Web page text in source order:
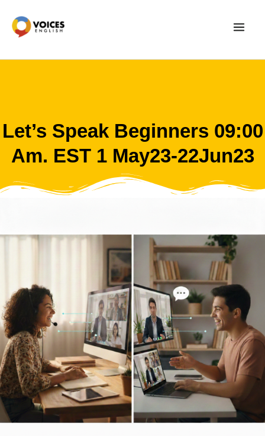
content
Let’s Speak Beginners 09:00
Am. EST 1 May23-22Jun23